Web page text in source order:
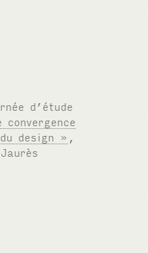
d’étude
design »